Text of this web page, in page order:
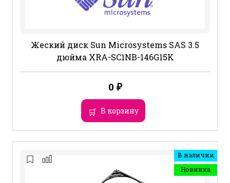
Жеский диск Sun Microsystems SAS 3.5
дюйма XRA-SC1NB-146G15K
0 ₽
В корзину
В наличии
Новинка